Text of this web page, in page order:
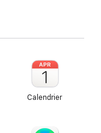
Calendrier